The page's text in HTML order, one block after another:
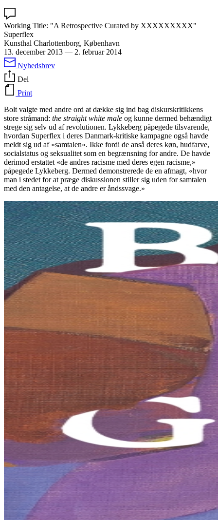
Working Title: "A Retrospective Curated by XXXXXXXXX"
Superflex
Kunsthal Charlottenborg, København
13. december 2013 — 2. februar 2014
Nyhedsbrev
Del
Print
Bolt valgte med andre ord at dække sig ind bag diskurskritikkens
store stråmand: the straight white male og kunne dermed behændigt
strege sig selv ud af revolutionen. Lykkeberg påpegede tilsvarende,
hvordan Superflex i deres Danmark-kritiske kampagne også havde
meldt sig ud af «samtalen». Ikke fordi de anså deres køn, hudfarve,
socialstatus og seksualitet som en begrænsning for andre. De havde
derimod erstattet «de andres racisme med deres egen racisme,»
påpegede Lykkeberg. Dermed demonstrerede de en afmagt, «hvor
man i stedet for at præge diskussionen stiller sig uden for samtalen
med den antagelse, at de andre er åndssvage.»